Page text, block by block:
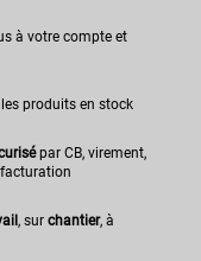
à votre compte et
produits en stock
par CB, virement,
, sur chantier, à